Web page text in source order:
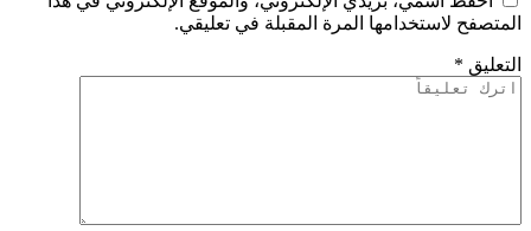
المتصفح لاستخدامها المرة المقبلة في تعليقي.
التعليق *